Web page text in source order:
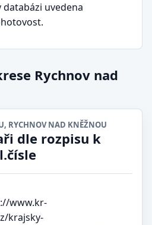
uvedena
Rychnov nad
RYCHNOV NAD KNĚŽNOU
dle rozpisu k
www.kr-
krajsky-